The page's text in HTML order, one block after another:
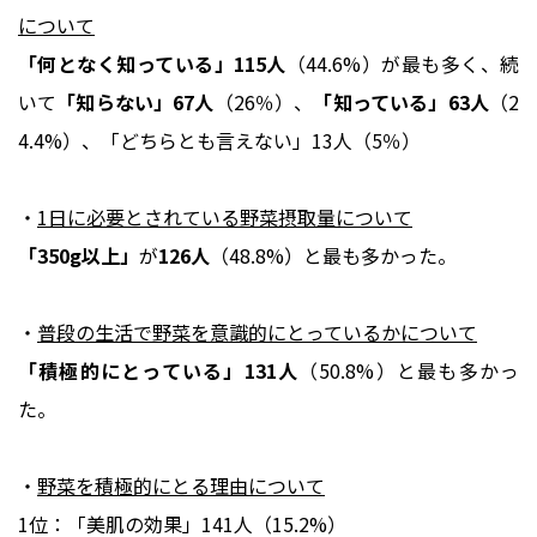
について
「何となく知っている」115人 （44.6%）が最も多く、続
いて 「知らない」67人 （26％）、 「知っている」63人 （2
4.4%）、「どちらとも言えない」13人（5％）
・ 1日に必要とされている野菜摂取量について
「350g以上」 が126人 （48.8%）と最も多かった。
・ 普段の生活で野菜を意識的にとっているかについて
「積極的にとっている」131人 （50.8%）と最も多かっ
た。
・ 野菜を積極的にとる理由について
1位：「美肌の効果」141人（15.2%）